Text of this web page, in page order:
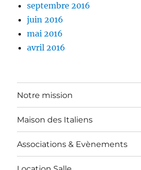
septembre 2016
juin 2016
mai 2016
avril 2016
Notre mission
Maison des Italiens
Associations & Evènements